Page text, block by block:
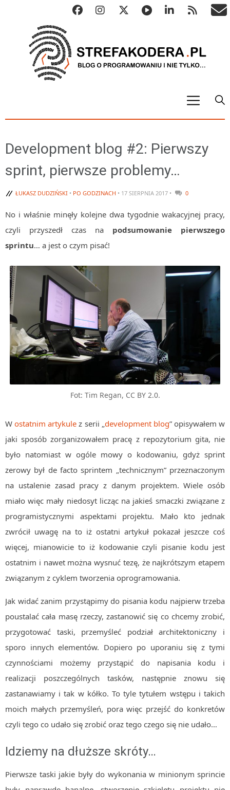
ALGO
Abstrakcyjne struktury danych
Metody numeryczne
Algorytmy sortowania
Algorytmy konwersji
Algorytmy wyszukiwania
Elementarz Java
Pascal
WEB
.htaccess
HTML 5
CSS 3
Django
PHP
WordPress
MOBILE
Android
KONTROLA WERSJI
Git
BAZY
SQL
MySQL
TESTOWANIE
EXCEL
WYDARZENIA
BIZNES
PO GODZINACH
KONTAKT
Development blog #2: Pierwszy
sprint, pierwsze problemy…
ŁUKASZ DUDZIŃSKI • PO GODZINACH • 17 SIERPNIA 2017 • 0
No i właśnie minęły kolejne dwa tygodnie wakacyjnej pracy,
czyli przyszedł czas na podsumowanie pierwszego
sprintu… a jest o czym pisać!
Fot: Tim Regan, CC BY 2.0.
Wostatnim artykule z serii „ development blog” opisywałem w
jaki sposób zorganizowałem pracę z repozytorium gita, nie
było natomiast w ogóle mowy o kodowaniu, gdyż sprint
zerowy był de facto sprintem „technicznym” przeznaczonym
na ustalenie zasad pracy z danym projektem. Wiele osób
miało więc mały niedosyt licząc na jakieś smaczki związane z
programistycznymi aspektami projektu. Mało kto jednak
zwrócił uwagę na to iż ostatni artykuł pokazał jeszcze coś
więcej, mianowicie to iż kodowanie czyli pisanie kodu jest
ostatnim i nawet można wysnuć tezę, że najkrótszym etapem
związanym z cyklem tworzenia oprogramowania.
Jak widać zanim przystąpimy do pisania kodu najpierw trzeba
poustalać cała masę rzeczy, zastanowić się co chcemy zrobić,
przygotować taski, przemyśleć podział architektoniczny i
sporo innych elementów. Dopiero po uporaniu się z tymi
czynnościami możemy przystąpić do napisania kodu i
realizacji poszczególnych tasków, następnie znowu się
zastanawiamy i tak w kółko. To tyle tytułem wstępu i takich
moich małych przemyśleń, pora więc przejść do konkretów
czyli tego co udało się zrobić oraz tego czego się nie udało…
Idziemy na dłuższe skróty…
Pierwsze taski jakie były do wykonania w minionym sprincie